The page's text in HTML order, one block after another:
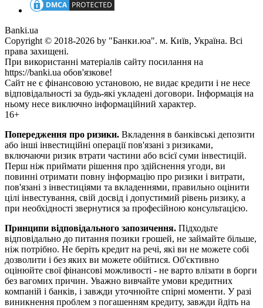
Banki.ua
Copyright © 2018-2026 by "Банки.юа". м. Київ, Україна. Всі
права захищені.
При використанні матеріалів сайту посилання на
https://banki.ua обов'язкове!
Сайт не є фінансовою установою, не видає кредити і не несе
відповідальності за будь-які укладені договори. Інформація на
ньому несе виключно інформаційний характер.
16+
Попередження про ризики. Вкладення в банківські депозити
або інші інвестиційні операції пов'язані з ризиками,
включаючи ризик втрати частини або всієї суми інвестицій.
Перш ніж приймати рішення про здійснення угоди, ви
повинні отримати повну інформацію про ризики і витрати,
пов'язані з інвестиціями та вкладеннями, правильно оцінити
цілі інвестування, свій досвід і допустимий рівень ризику, а
при необхідності звернутися за професійною консультацією.
Принципи відповідального запозичення. Підходьте
відповідально до питання позики грошей, не займайте більше,
ніж потрібно. Не беріть кредит на речі, які ви не можете собі
дозволити і без яких ви можете обійтися. Об'єктивно
оцінюйте свої фінансові можливості - не варто влізати в борги
без вагомих причин. Уважно вивчайте умови кредитних
компаній і банків, і завжди уточнюйте спірні моменти. У разі
виникнення проблем з погашенням кредиту, завжди йдіть на